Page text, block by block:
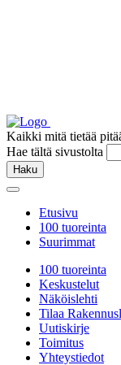
Kaikki mitä tietää
Hae tältä sivustolta
Haku
Etusivu
100 tuoreinta
Suurimmat
100 tuoreinta
Keskustelut
Näköislehti
Tilaa
Uutiskirje
Toimitus
Yhteystiedot